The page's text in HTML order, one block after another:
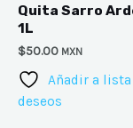
Quita Sarro
1L
$50.00 MXN
Añadir a lista
deseos